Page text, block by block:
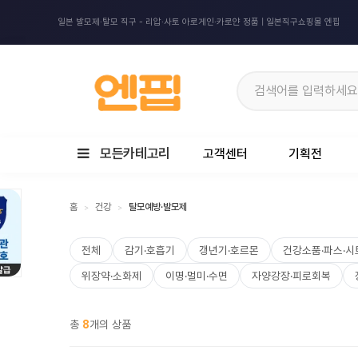
일본 발모제·탈모 직구 - 리압·사토 아로게인·카로얀 정품 | 일본직구쇼핑몰 엔핍
모든카테고리 고객센터 기획전
홈 > 건강 > 탈모예방·발모제
전체 감기·호흡기 갱년기·호르몬
건강소품·파스·시
위장약·소화제
이명·멀미·수면 자양강장·피로회복
총 8개의 상품